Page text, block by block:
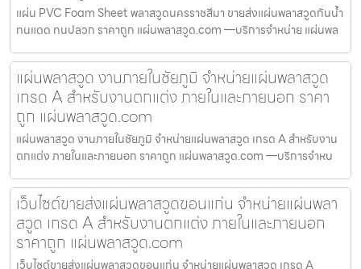
แผ่น PVC Foam Sheet พลาสวูดนครราชสีมา ขายส่งแผ่นพลาสวูดกันน้ำ
ทนแดด ทนปลวก ราคาถูก แผ่นพลาสวูด.com —บริการจำหน่าย แผ่นพล
แผ่นพลาสวูด งานภายในชัยภูมิ จำหน่ายแผ่นพลาสวูด
เกรด A สำหรับงานตกแต่ง ภายในและภายนอก ราคา
ถูก แผ่นพลาสวูด.com
แผ่นพลาสวูด งานภายในชัยภูมิ จำหน่ายแผ่นพลาสวูด เกรด A สำหรับงาน
ตกแต่ง ภายในและภายนอก ราคาถูก แผ่นพลาสวูด.com —บริการจำหน
เว็บไซต์ขายส่งแผ่นพลาสวูดขอนแก่น จำหน่ายแผ่นพลา
สวูด เกรด A สำหรับงานตกแต่ง ภายในและภายนอก
ราคาถูก แผ่นพลาสวูด.com
เว็บไซต์ขายส่งแผ่นพลาสวูดขอนแก่น จำหน่ายแผ่นพลาสวูด เกรด A